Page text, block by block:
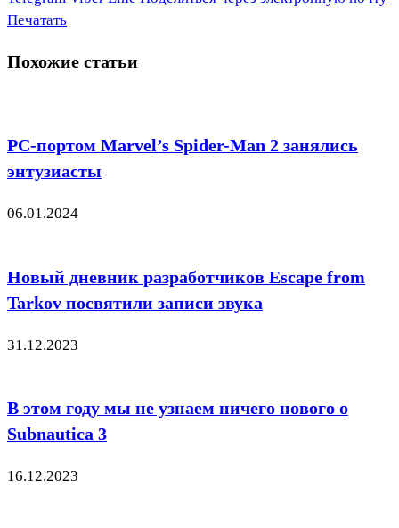
Печатать
Похожие статьи
PC-портом Marvel’s Spider-Man 2 занялись
энтузиасты
06.01.2024
Новый дневник разработчиков Escape from
Tarkov посвятили записи звука
31.12.2023
В этом году мы не узнаем ничего нового о
Subnautica 3
16.12.2023